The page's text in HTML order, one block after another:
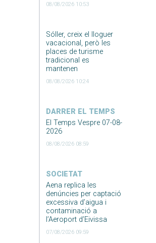
08/08/2026 10:53
Sóller, creix el lloguer
vacacional, però les
places de turisme
tradicional es
mantenen
08/08/2026 10:24
DARRER EL TEMPS
El Temps Vespre 07-08-
2026
08/08/2026 08:59
SOCIETAT
Aena replica les
denúncies per captació
excessiva d’aigua i
contaminació a
l’Aeroport d’Eivissa
07/08/2026 09:59